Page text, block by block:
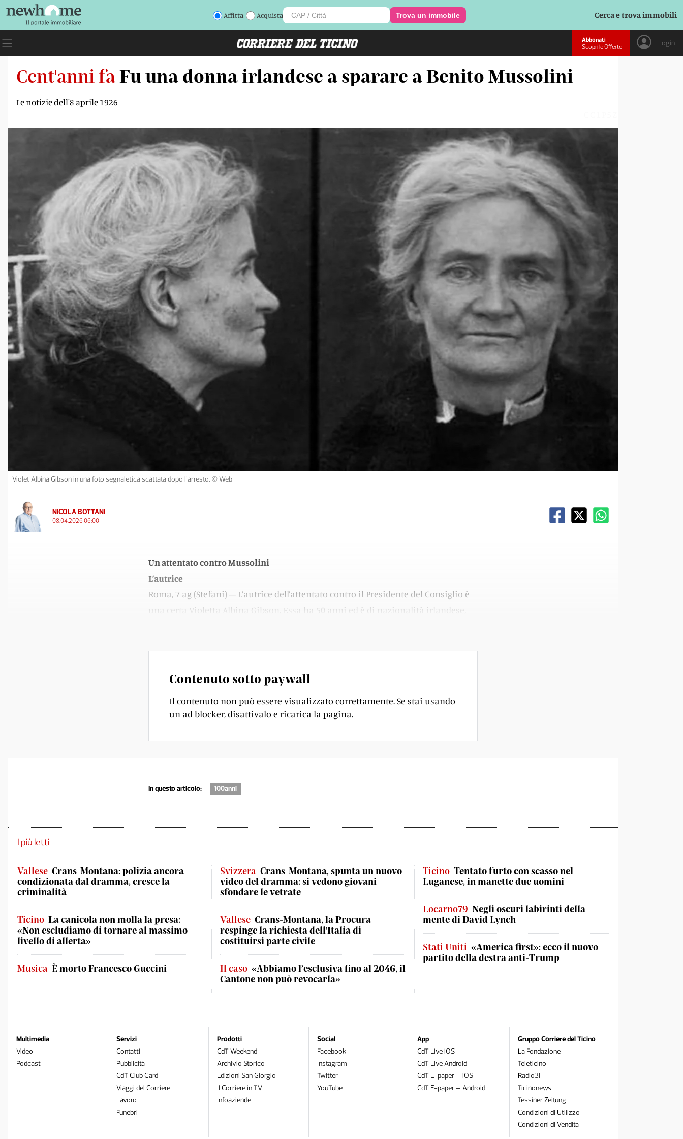
Affitta Acquista Trova un immobile Cerca e trova immobili
Abbonati
Scopri le Offerte
Login
Cent'anni faFu una donna irlandese a sparare a Benito Mussolini
Le notizie dell'8 aprile 1926
Violet Albina Gibson in una foto segnaletica scattata dopo l'arresto. © Web
NICOLA BOTTANI
08.04.2026 06:00
Un attentato contro Mussolini
L’autrice
Roma, 7 ag (Stefani) – L’autrice dell’attentato contro il Presidente del Consiglio è
una certa Violetta Albina Gibson. Essa ha 50 anni ed è di nazionalità irlandese,
Contenuto sotto paywall
Il contenuto non può essere visualizzato correttamente. Se stai usando
un ad blocker, disattivalo e ricarica la pagina.
In questo articolo: 100anni
I più letti
Vallese Crans-Montana: polizia ancora
condizionata dal dramma, cresce la
criminalità
Ticino La canicola non molla la presa:
«Non escludiamo di tornare al massimo
livello di allerta»
Musica È morto Francesco Guccini
Svizzera Crans-Montana, spunta un nuovo
video del dramma: si vedono giovani
sfondare le vetrate
Vallese Crans-Montana, la Procura
respinge la richiesta dell'Italia di
costituirsi parte civile
Il caso «Abbiamo l’esclusiva fino al 2046, il
Cantone non può revocarla»
Ticino Tentato furto con scasso nel
Luganese, in manette due uomini
Locarno79 Negli oscuri labirinti della
mente di David Lynch
Stati Uniti «America first»: ecco il nuovo
partito della destra anti-Trump
Multimedia
Video
Podcast
Servizi
Contatti
Pubblicità
CdT Club Card
Viaggi del Corriere
Lavoro
Funebri
Prodotti
CdT Weekend
Archivio Storico
Edizioni San Giorgio
Il Corriere in TV
Infoaziende
Social
Facebook
Instagram
Twitter
YouTube
App
CdT Live iOS
CdT Live Android
CdT E-paper – iOS
CdT E-paper – Android
Gruppo Corriere del Ticino
La Fondazione
Teleticino
Radio3i
Ticinonews
Tessiner Zeitung
Condizioni di Utilizzo
Condizioni di Vendita